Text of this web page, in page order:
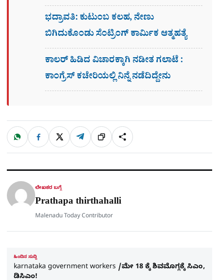
ಭದ್ರಾವತಿ: ಕುಟುಂಬ ಕಲಹ, ನೇಣು
ಬಿಗಿದುಕೊಂಡು ಸೆಂಟ್ರಿಂಗ್​ ಕಾರ್ಮಿಕ ಆತ್ಮಹತ್ಯೆ
ಕಾಲರ್​​​ ಹಿಡಿದ ವಿಚಾರಕ್ಕಾಗಿ ನಡೀತ ಗಲಾಟೆ :
ಕಾಂಗ್ರೆಸ್​ ಕಚೇರಿಯಲ್ಲಿ ನಿನ್ನೆ ನಡೆದಿದ್ದೇನು
ಹಂಚಿಕೊಳ್ಳಿ
W
a
t
p
p
F
c
e
o
k
X T
l
e
a
m
ಲಿಂ
ಕ್
S
h
a
ಲೇಖಕರ ಬಗ್ಗೆ
Prathapa thirthahalli
Malenadu Today Contributor
ಹಿಂದಿನ ಸುದ್ದಿ
karnataka government workers /ಮೇ 18 ಕ್ಕೆ ಶಿವಮೊಗ್ಗಕ್ಕೆ ಸಿಎಂ,
ಡಿಸಿಎಂ!